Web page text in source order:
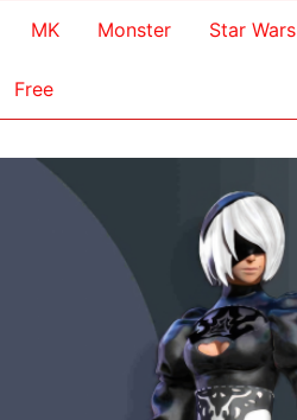
MK Monster Star Wars
Free